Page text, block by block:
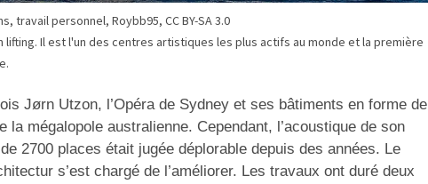
travail personnel, Roybb95, CC BY-SA 3.0
lifting. Il est l'un des centres artistiques les plus actifs au monde et la première
Jørn Utzon, l’Opéra de Sydney et ses bâtiments en forme de
la mégalopole australienne. Cependant, l’acoustique de son
2700 places était jugée déplorable depuis des années. Le
s’est chargé de l’améliorer. Les travaux ont duré deux